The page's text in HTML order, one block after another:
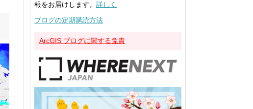
報をお届けします。 詳しく
ブログの定期購読方法
ArcGIS ブログに関する免責